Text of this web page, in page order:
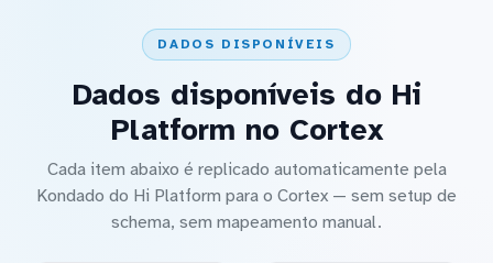
DADOS DISPONÍVEIS
Dados disponíveis do Hi
Platform no Cortex
Cada item abaixo é replicado automaticamente pela
Kondado do Hi Platform para o Cortex — sem setup de
schema, sem mapeamento manual.